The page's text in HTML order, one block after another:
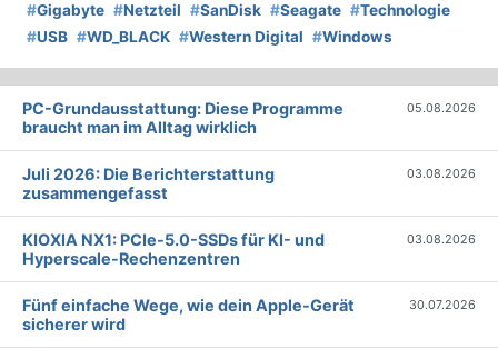
#Gigabyte #Netzteil #SanDisk #Seagate #Technologie
#USB #WD_BLACK #Western Digital #Windows
PC-Grundausstattung: Diese Programme
braucht man im Alltag wirklich
05.08.2026
Juli 2026: Die Bericht­erstattung
zusammengefasst
03.08.2026
KIOXIA NX1: PCIe-5.0-SSDs für KI- und
Hyperscale-Rechenzentren
03.08.2026
Fünf einfache Wege, wie dein Apple-Gerät
sicherer wird
30.07.2026